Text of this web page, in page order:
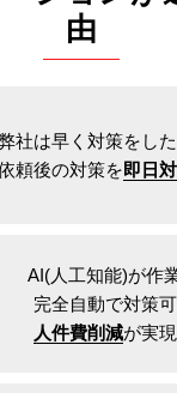
由
社は早く対策をした
頼後の対策を即日
AI(人工知能)が作
完全自動で対策可
人件費削減が実